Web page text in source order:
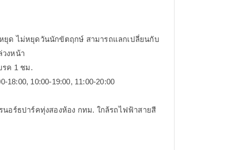
ยุด ไม่หยุดวันนักขัตฤกษ์ สามารถแลกเปลี่ยนกับ
วงหน้า
รค 1 ชม.
18:00, 10:00-19:00, 11:00-20:00
นอร์ธปาร์คทุ่งสองห้อง กทม. ใกล้รถไฟฟ้าสายสี